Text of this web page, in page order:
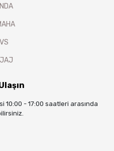
10:00 - 17:00 saatleri arasında